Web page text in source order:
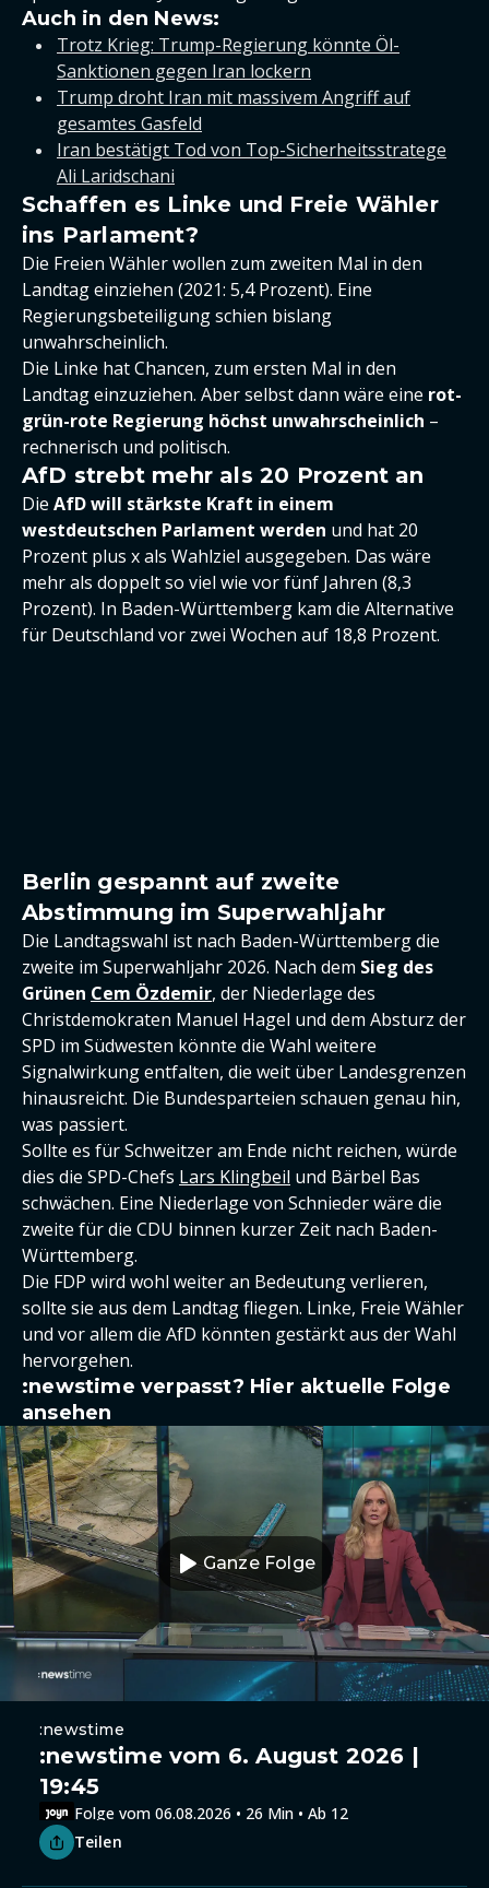
Auch in den News:
Trotz Krieg: Trump-Regierung könnte Öl-
Sanktionen gegen Iran lockern
Trump droht Iran mit massivem Angriff auf
gesamtes Gasfeld
Iran bestätigt Tod von Top-Sicherheitsstratege
Ali Laridschani
Schaffen es Linke und Freie Wähler
ins Parlament?
Die Freien Wähler wollen zum zweiten Mal in den
Landtag einziehen (2021: 5,4 Prozent). Eine
Regierungsbeteiligung schien bislang
unwahrscheinlich.
Die Linke hat Chancen, zum ersten Mal in den
Landtag einzuziehen. Aber selbst dann wäre eine rot-
grün-rote Regierung höchst unwahrscheinlich –
rechnerisch und politisch.
AfD strebt mehr als 20 Prozent an
Die AfD will stärkste Kraft in einem
westdeutschen Parlament werden und hat 20
Prozent plus x als Wahlziel ausgegeben. Das wäre
mehr als doppelt so viel wie vor fünf Jahren (8,3
Prozent). In Baden-Württemberg kam die Alternative
für Deutschland vor zwei Wochen auf 18,8 Prozent.
Berlin gespannt auf zweite
Abstimmung im Superwahljahr
Die Landtagswahl ist nach Baden-Württemberg die
zweite im Superwahljahr 2026. Nach dem Sieg des
Grünen Cem Özdemir, der Niederlage des
Christdemokraten Manuel Hagel und dem Absturz der
SPD im Südwesten könnte die Wahl weitere
Signalwirkung entfalten, die weit über Landesgrenzen
hinausreicht. Die Bundesparteien schauen genau hin,
was passiert.
Sollte es für Schweitzer am Ende nicht reichen, würde
dies die SPD-Chefs Lars Klingbeil und Bärbel Bas
schwächen. Eine Niederlage von Schnieder wäre die
zweite für die CDU binnen kurzer Zeit nach Baden-
Württemberg.
Die FDP wird wohl weiter an Bedeutung verlieren,
sollte sie aus dem Landtag fliegen. Linke, Freie Wähler
und vor allem die AfD könnten gestärkt aus der Wahl
hervorgehen.
:newstime verpasst? Hier aktuelle Folge
ansehen
Ganze Folge
:newstime
:newstime vom 6. August 2026 |
19:45
Folge vom 06.08.2026 • 26 Min • Ab 12
Teilen